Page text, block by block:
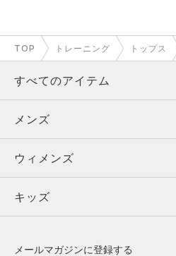
TOP トレーニング トップス
すべてのアイテム
メンズ
ウィメンズ
キッズ
メンズ
トップス
ボトムス
ウィメンズ
トップス
キッズ
メールマガジンに登録する